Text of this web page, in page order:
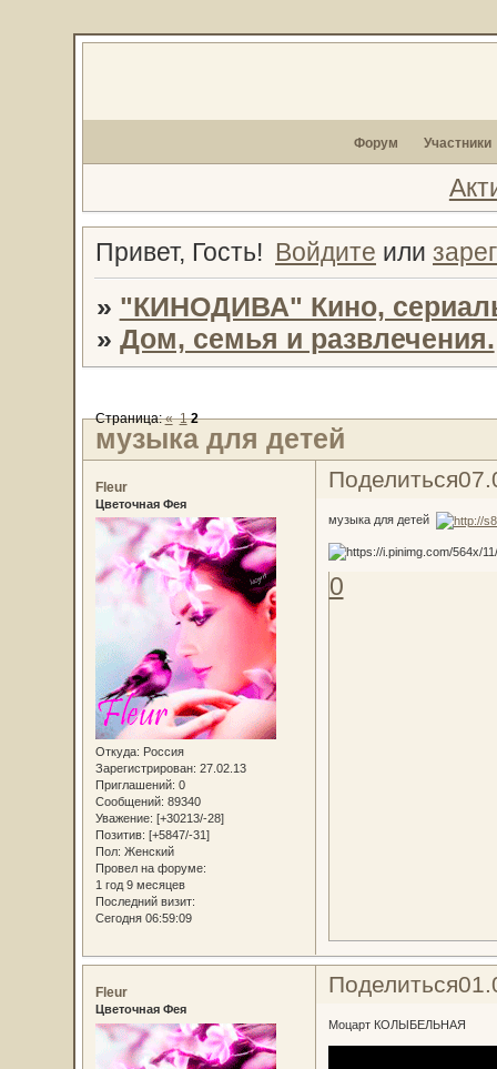
Форум Участники
Привет, Гость! Войдите или
» "КИНОДИВА" Кино,
» Дом, семья и развлечения.
музыка для детей
Страница:« 1 2
Поделиться
Fleur
Цветочная Фея
Откуда: Россия
Зарегистрирован: 27.02.13
Приглашений: 0
Сообщений: 89340
Уважение: [+30213/-28]
Позитив: [+5847/-31]
Пол: Женский
Провел на форуме:
1 год 9 месяцев
Последний визит:
Сегодня 06:59:09
музыка для детей
0
Поделиться
Fleur
Цветочная Фея
Моцарт КОЛЫБЕЛЬНАЯ